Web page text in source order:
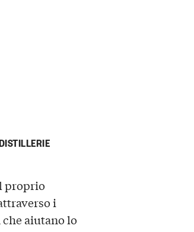
proprio
i
che aiutano lo